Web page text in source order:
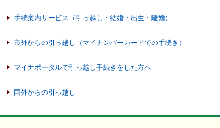
手続案内サービス（引っ越し・結婚・出生・離婚）
市外からの引っ越し（マイナンバーカードでの手続き）
マイナポータルで引っ越し手続きをした方へ
国外からの引っ越し